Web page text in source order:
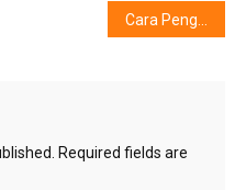
Required fields are